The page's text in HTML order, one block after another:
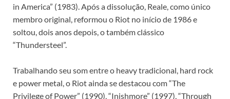
in America” (1983). Após a dissolução, Reale, como único
membro original, reformou o Riot no início de 1986 e
soltou, dois anos depois, o também clássico
“Thundersteel”.
Trabalhando seu som entre o heavy tradicional, hard rock
e power metal, o Riot ainda se destacou com “The
Privilege of Power” (1990), “Inishmore” (1997), “Through